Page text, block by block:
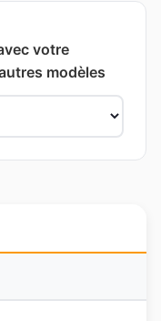
votre
modèles